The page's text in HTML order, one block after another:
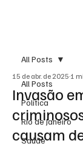
All Posts
Política
Rio de Janeiro
Saúde
All Posts
Invasão
causam
15 de abr. de 2025 1